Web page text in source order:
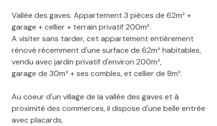
Vallée des gaves. Appartement 3 pièces de 62m² +
garage + cellier + terrain privatif 200m².
A visiter sans tarder, cet appartement entièrement
rénové récemment d'une surface de 62m² habitables,
vendu avec jardin privatif d'environ 200m²,
garage de 30m² + ses combles, et cellier de 8m².
Au coeur d'un village de la vallée des gaves et à
proximité des commerces, il dispose d'une belle entrée
avec placards,